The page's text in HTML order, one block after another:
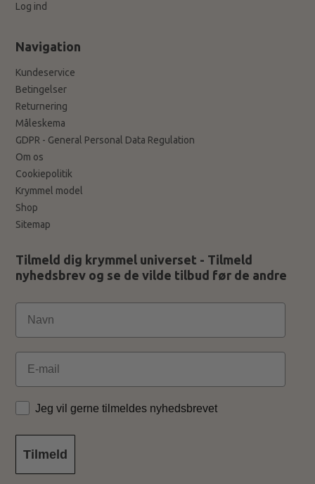
Log ind
Navigation
Kundeservice
Betingelser
Returnering
Måleskema
GDPR - General Personal Data Regulation
Om os
Cookiepolitik
Krymmel model
Shop
Sitemap
Tilmeld dig krymmel universet - Tilmeld
nyhedsbrev og se de vilde tilbud før de andre
Email
Jeg vil gerne tilmeldes nyhedsbrevet
Tilmeld